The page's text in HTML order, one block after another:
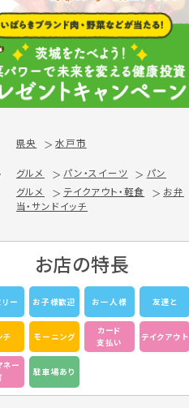
県央 水戸市
グルメ パン・スイーツ
パン
グルメ
テイクアウト・軽食
お弁
当・サンドイッチ
お店の特長
リー お子様歓迎 お一人様 友達と
チ モーニング
カード
支払い
テイクアウト
ネー
駐車場あり